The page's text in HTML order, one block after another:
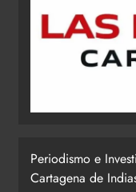
Periodismo e
Cartagena de